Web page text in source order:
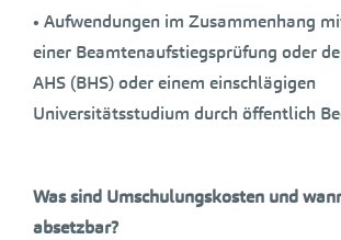
• Aufwendungen im Zusammenhang
einer Beamtenaufstiegsprüfung oder
AHS (BHS) oder einem einschlägigen
Universitätsstudium durch öffentlich
Was sind Umschulungskosten und
absetzbar?